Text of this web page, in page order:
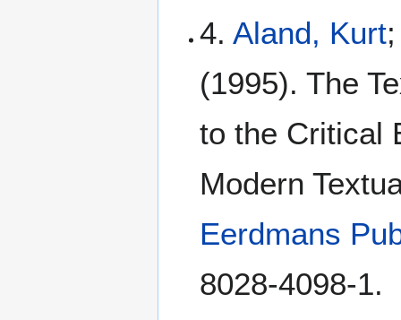
4.Aland, Kurt
(1995). The
to the Critical
Modern
Eerdmans
8028-4098-1.